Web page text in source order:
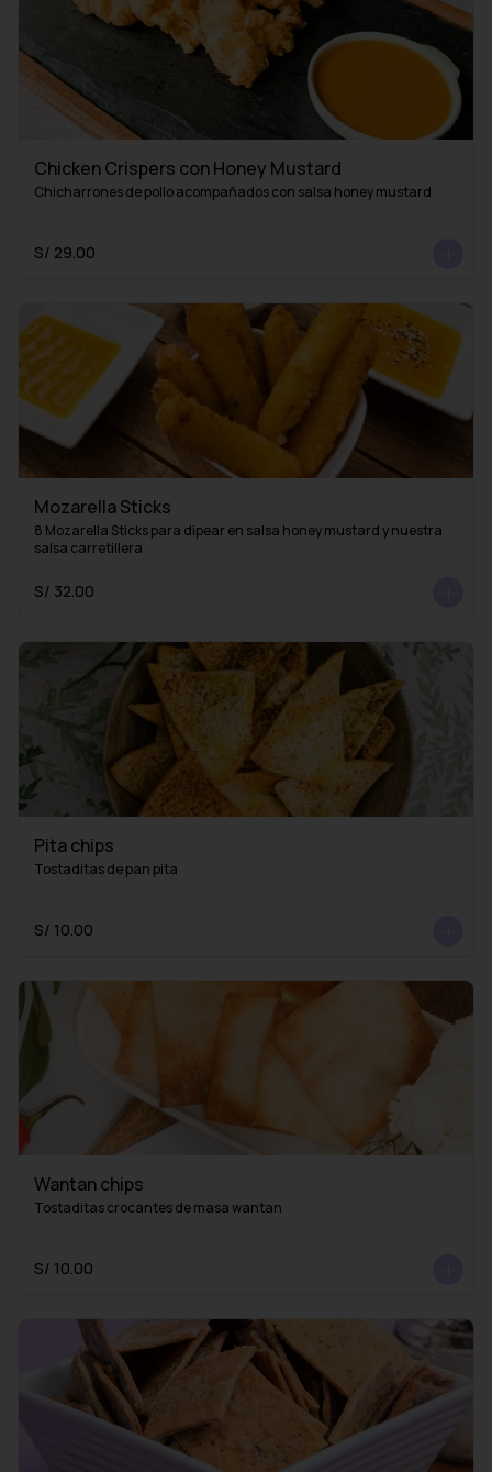
Chicken Crispers con Honey Mustard
Chicharrones de pollo acompañados con salsa honey mustard
S/ 29.00
Mozarella Sticks
8 Mozarella Sticks para dipear en salsa honey mustard y nuestra
salsa carretillera
S/ 32.00
Pita chips
Tostaditas de pan pita
S/ 10.00
Wantan chips
Tostaditas crocantes de masa wantan
S/ 10.00